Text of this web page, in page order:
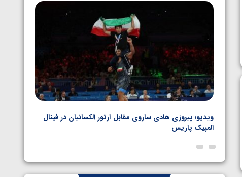
ویدیو؛ پیروزی هادی ساروی مقابل آرتور الکسانیان در فینال
المپیک پاریس